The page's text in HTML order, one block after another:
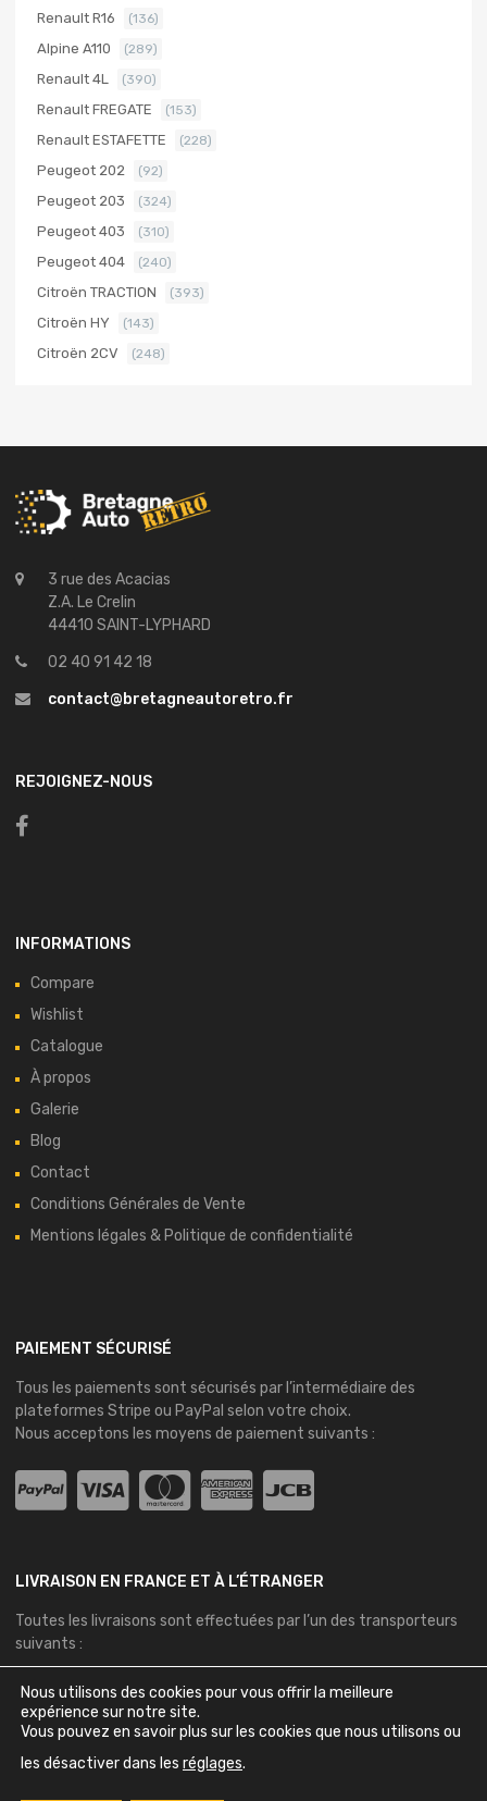
Renault R16 (136)
Alpine A110 (289)
Renault 4L (390)
Renault FREGATE (153)
Renault ESTAFETTE (228)
Peugeot 202 (92)
Peugeot 203 (324)
Peugeot 403 (310)
Peugeot 404 (240)
Citroën TRACTION (393)
Citroën HY (143)
Citroën 2CV (248)
3 rue des Acacias
Z.A. Le Crelin
44410 SAINT-LYPHARD
02 40 91 42 18
contact@bretagneautoretro.fr
REJOIGNEZ-NOUS
INFORMATIONS
Compare
Wishlist
Catalogue
À propos
Galerie
Blog
Contact
Conditions Générales de Vente
Mentions légales & Politique de confidentialité
PAIEMENT SÉCURISÉ
Tous les paiements sont sécurisés par l’intermédiaire des
plateformes Stripe ou PayPal selon votre choix.
Nous acceptons les moyens de paiement suivants :
LIVRAISON EN FRANCE ET À L’ÉTRANGER
Toutes les livraisons sont effectuées par l’un des transporteurs
suivants :
Nous utilisons des cookies pour vous offrir la meilleure
expérience sur notre site.
Vous pouvez en savoir plus sur les cookies que nous utilisons ou
les désactiver dans les réglages.